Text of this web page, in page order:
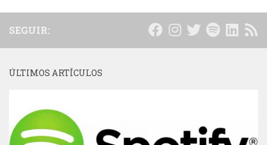
SEGUIR:
ÚLTIMOS ARTÍCULOS